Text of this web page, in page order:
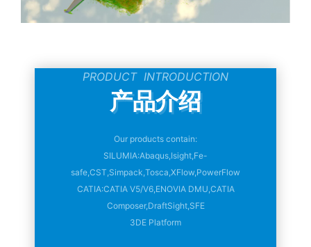
PRODUCT INTRODUCTION
产品介绍
Our products contain:
SILUMIA:Abaqus,Isight,Fe-
safe,CST,Simpack,Tosca,XFlow,PowerFlow
CATIA:CATIA V5/V6,ENOVIA DMU,CATIA
Composer,DraftSight,SFE
3DE Platform